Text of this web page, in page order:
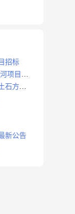
招标
项目招
石方工
新公告